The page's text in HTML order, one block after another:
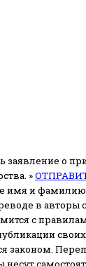
заявление о
»
и
в
с
законом.